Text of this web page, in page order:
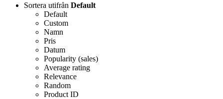
Sortera utifrån Default
Default
Custom
Namn
Pris
Datum
Popularity (sales)
Average rating
Relevance
Random
Product ID